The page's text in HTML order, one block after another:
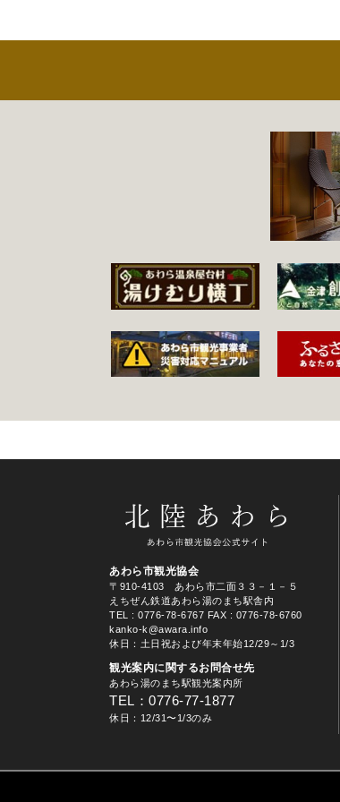
あわら市観光協会
〒910-4103 あわら市二面３３－１－５
えちぜん鉄道あわら湯のまち駅舎内
TEL
: 0776-78-6767 FAX : 0776-78-6760
kanko-k@awara.info
休日：土日祝および年末年始12/29～1/3
観光案内に関するお問合せ先
あわら湯のまち駅観光案内所
TEL：0776-77-1877
休日：12/31〜1/3のみ